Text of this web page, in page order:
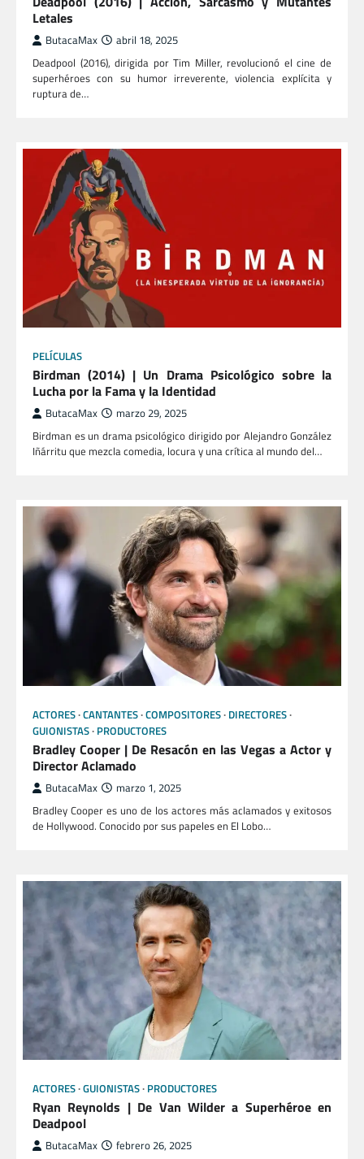
Letales
ButacaMax abril 18, 2025
Deadpool (2016), dirigida por Tim Miller, revolucionó el cine de
superhéroes con su humor irreverente, violencia explícita y
ruptura de…
PELÍCULAS
Birdman (2014) | Un Drama Psicológico sobre la
Lucha por la Fama y la Identidad
ButacaMax marzo 29, 2025
Birdman es un drama psicológico dirigido por Alejandro González
Iñárritu que mezcla comedia, locura y una crítica al mundo del…
ACTORES CANTANTES COMPOSITORES DIRECTORES
GUIONISTAS PRODUCTORES
Bradley Cooper | De Resacón en las Vegas a Actor y
Director Aclamado
ButacaMax marzo 1, 2025
Bradley Cooper es uno de los actores más aclamados y exitosos
de Hollywood. Conocido por sus papeles en El Lobo…
ACTORES GUIONISTAS PRODUCTORES
Ryan Reynolds | De Van Wilder a Superhéroe en
Deadpool
ButacaMax febrero 26, 2025